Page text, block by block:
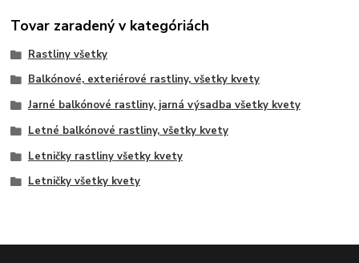
Tovar zaradený v kategóriách
Rastliny všetky
Balkónové, exteriérové rastliny, všetky kvety
Jarné balkónové rastliny, jarná výsadba všetky kvety
Letné balkónové rastliny, všetky kvety
Letničky rastliny všetky kvety
Letničky všetky kvety